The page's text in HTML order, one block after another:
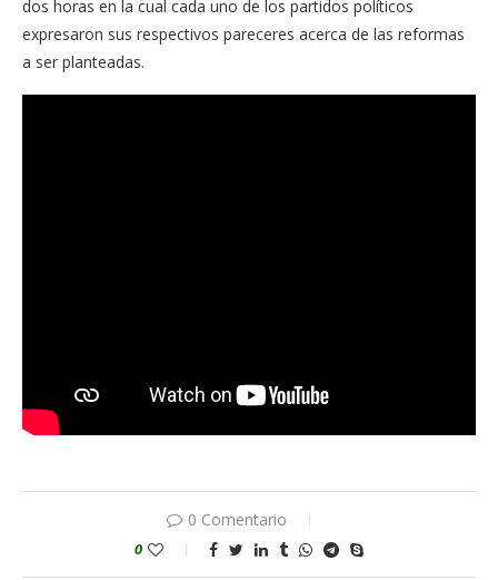
dos horas en la cual cada uno de los partidos políticos
expresaron sus respectivos pareceres acerca de las reformas
a ser planteadas.
0 Comentario
0